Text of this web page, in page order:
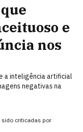
e
nos
a inteligência artificial
negativas na
criticadas por